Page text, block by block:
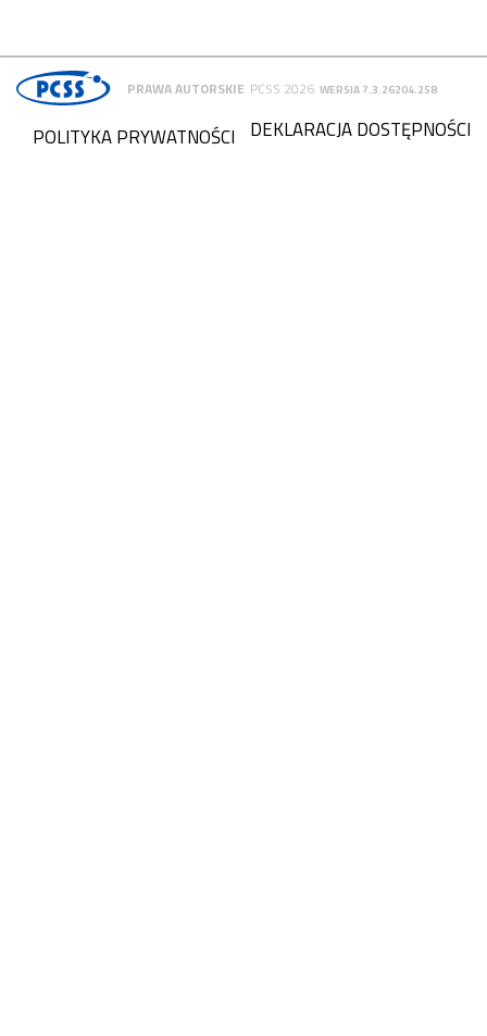
PRAWA AUTORSKIE PCSS 2026 WERSJA 7.3.26204.258
DEKLARACJA DOSTĘPNOŚCI
POLITYKA PRYWATNOŚCI